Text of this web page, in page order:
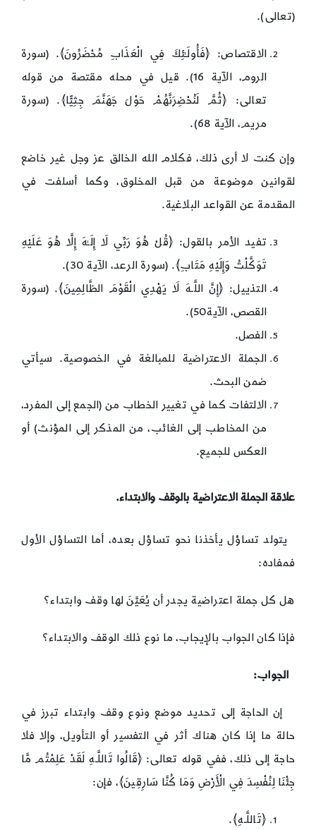
(تعالى).
الاقتصاص: ﴿فَأُولَـٰئِكَ فِي الْعَذَابِ مُحْضَرُونَ﴾. (سورة
الروم، الآية 16). قيل في محله مقتصة من قوله
تعالى: ﴿ثُمَّ لَنُحْضِرَنَّهُمْ حَوْلَ جَهَنَّمَ جِثِيًّا﴾. (سورة
مريم، الآية 68).
وإن كنت لا أرى ذلك، فكلام الله الخالق عز وجل غير خاضع
لقوانين موضوعة من قبل المخلوق، وكما أسلفت في
المقدمة عن القواعد البلاغية.
تفيد الأمر بالقول: ﴿قُلْ هُوَ رَبِّي لَا إِلَـٰهَ إِلَّا هُوَ عَلَيْهِ
تَوَكَّلْتُ وَإِلَيْهِ مَتَابِ﴾. (سورة الرعد، الآية 30).
التذييل: ﴿إِنَّ اللَّـهَ لَا يَهْدِي الْقَوْمَ الظَّالِمِينَ﴾. (سورة
القصص، الآية50).
الفصل.
الجملة الاعتراضية للمبالغة في الخصوصية. سيأتي
ضمن البحث.
الالتفات كما في تغيير الخطاب من (الجمع إلى المفرد،
من المخاطب إلى الغائب، من المذكر إلى المؤنث) أو
العكس للجميع.
علاقة الجملة الاعتراضية بالوقف والابتداء.
يتولد تساؤل يأخذنا نحو تساؤل بعده، أما التساؤل الأول
فمفاده:
هل كل جملة اعتراضية يجدر أن يُعَيَّنَ لها وقف وابتداء؟
فإذا كان الجواب بالإيجاب، ما نوع ذلك الوقف والابتداء؟
الجواب:
إن الحاجة إلى تحديد موضع ونوع وقف وابتداء تبرز في
حالة ما إذا كان هناك أثر في التفسير أو التأويل، وإلا فلا
حاجة إلى ذلك، ففي قوله تعالى: ﴿قَالُوا تَاللَّـهِ لَقَدْ عَلِمْتُم مَّا
جِئْنَا لِنُفْسِدَ فِي الْأَرْضِ وَمَا كُنَّا سَارِقِينَ﴾، فإن:
﴿تَاللَّـهِ﴾.